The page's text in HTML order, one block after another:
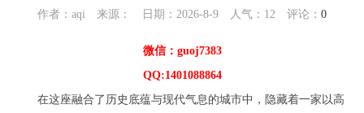
作者：aqi 来源： 日期：2026-8-9 人气： 12 评论： 0
微信：guoj7383
QQ:1401088864
在这座融合了历史底蕴与现代气息的城市中，隐藏着一家以高